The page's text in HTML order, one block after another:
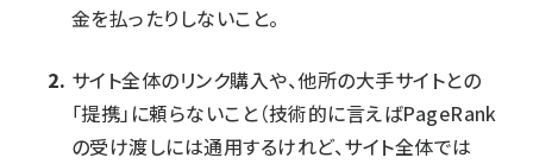
金を払ったりしないこと。
サイト全体のリンク購入や、他所の大手サイトとの
「提携」に頼らないこと（技術的に言えばPageRank
の受け渡しには通用するけれど、サイト全体では